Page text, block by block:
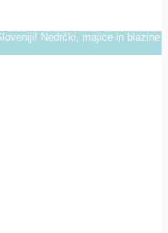
Nedrčki, majice in blazine